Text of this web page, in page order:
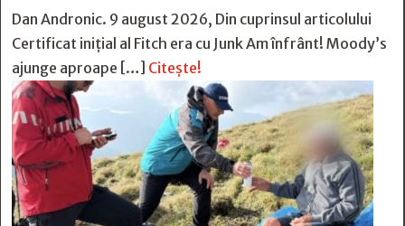
Dan Andronic. 9 august 2026, Din cuprinsul articolului
Certificat inițial al Fitch era cu Junk Am înfrânt! Moody’s
ajunge aproape […] Citește!